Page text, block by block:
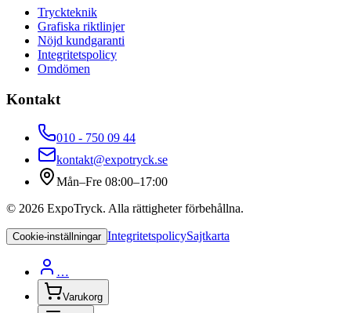
Tryckteknik
Grafiska riktlinjer
Nöjd kundgaranti
Integritetspolicy
Omdömen
Kontakt
010 - 750 09 44
kontakt@expotryck.se
Mån–Fre 08:00–17:00
© 2026 ExpoTryck. Alla rättigheter förbehållna.
Cookie-inställningar IntegritetspolicySajtkarta
…
Varukorg